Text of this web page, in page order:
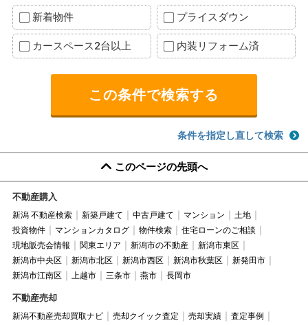
新着物件 プライスダウン
カースペース2台以上 内装リフォーム済
条件を指定し直して検索
このページの先頭へ
不動産購入
新潟 不動産検索 新築戸建て 中古戸建て マンション
土地
投資物件
マンションカタログ 物件検索
住宅ローンのご相談
現地販売会情報
関東エリア 新潟市の不動産
新潟市東区
新潟市中央区
新潟市北区 新潟市西区 新潟市秋葉区
新発田市
新潟市江南区
上越市 三条市 燕市 長岡市
不動産売却
新潟不動産売却買取ナビ 売却クイック査定 売却実績
査定事例